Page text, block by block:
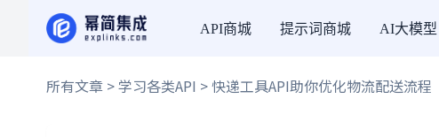
API商城 提示词商城 AI大模型
所有文章 >学习各类API > 快递工具API助你优化物流配送流程